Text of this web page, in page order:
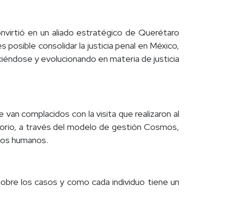
en un aliado estratégico de Querétaro
consolidar la justicia penal en México,
y evolucionando en materia de justicia
complacidos con la visita que realizaron al
a través del modelo de gestión Cosmos,
humanos.
los casos y como cada individuo tiene un